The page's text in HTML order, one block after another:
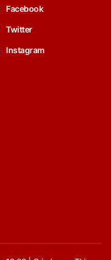
Facebook
Twitter
Instagram